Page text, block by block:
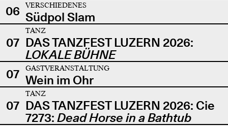
06
VERSCHIEDENES
Südpol Slam
07
TANZ
DAS TANZFEST LUZERN 2026:
LOKALE BÜHNE
07
GASTVERANSTALTUNG
Wein im Ohr
07
TANZ
DAS TANZFEST LUZERN 2026: Cie
7273: Dead Horse in a Bathtub